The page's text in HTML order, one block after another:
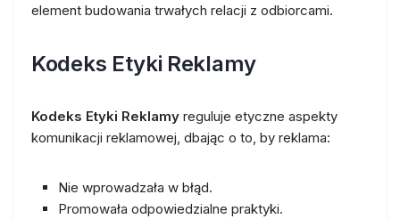
element budowania trwałych relacji z odbiorcami.
Kodeks Etyki Reklamy
Kodeks Etyki Reklamy reguluje etyczne aspekty
komunikacji reklamowej, dbając o to, by reklama:
Nie wprowadzała w błąd.
Promowała odpowiedzialne praktyki.